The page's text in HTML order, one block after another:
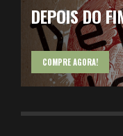
DEPOIS DO
COMPRE AGORA!